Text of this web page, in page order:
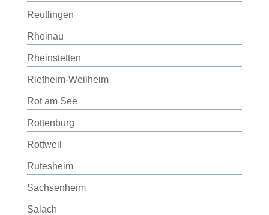
Reutlingen
Rheinau
Rheinstetten
Rietheim-Weilheim
Rot am See
Rottenburg
Rottweil
Rutesheim
Sachsenheim
Salach